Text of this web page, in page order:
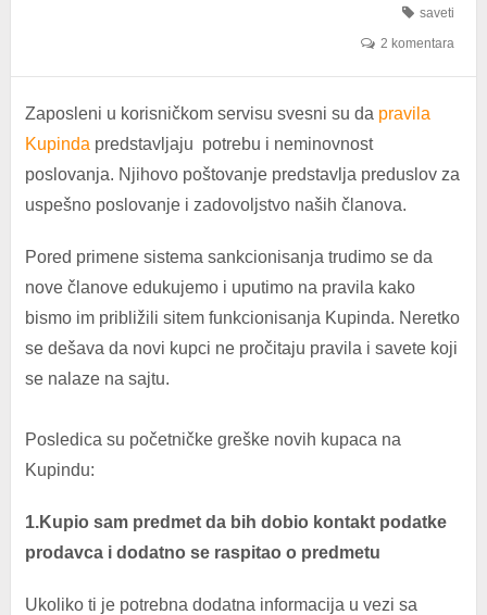
saveti
2 komentara
Zaposleni u korisničkom servisu svesni su da pravila
Kupinda predstavljaju potrebu i neminovnost
poslovanja. Njihovo poštovanje predstavlja preduslov za
uspešno poslovanje i zadovoljstvo naših članova.
Pored primene sistema sankcionisanja trudimo se da
nove članove edukujemo i uputimo na pravila kako
bismo im približili sitem funkcionisanja Kupinda. Neretko
se dešava da novi kupci ne pročitaju pravila i savete koji
se nalaze na sajtu.
Posledica su početničke greške novih kupaca na
Kupindu:
1.Kupio sam predmet da bih dobio kontakt podatke
prodavca i dodatno se raspitao o predmetu
Ukoliko ti je potrebna dodatna informacija u vezi sa